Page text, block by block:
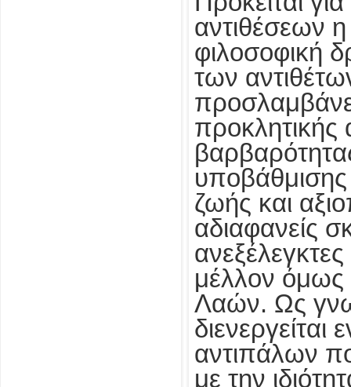
αντιθέσεων
φιλοσοφική
των
προκλητικής
ζωής και
αδιαφανείς
μέλλον
Λαών. Ως
διενεργείται
αντιπάλων
με την